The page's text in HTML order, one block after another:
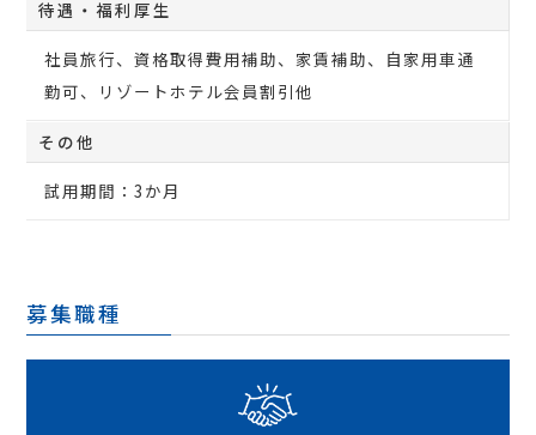
待遇・福利厚生
社員旅行、資格取得費用補助、家賃補助、自家用車通
勤可、リゾートホテル会員割引他
その他
試用期間：3か月
募集職種